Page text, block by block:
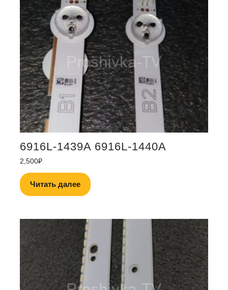
6916L-1439A 6916L-1440A
2,500₽
Читать далее